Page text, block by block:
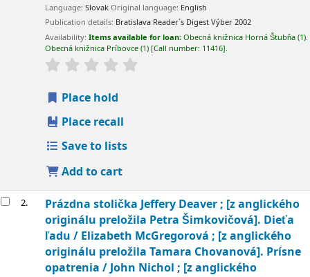
Language: SlovakOriginal language: English
Publication details: Bratislava Reader´s Digest Výber2002
Availability: Items available for loan:Obecná knižnica Horná Štubňa(1).
Obecná knižnica Príbovce(1) Call number: 11416 .
Place hold
Place recall
Save to lists
Add to cart
2. Prázdna stolička Jeffery Deaver ; [z anglického
originálu preložila Petra Šimkovičová]. Dieťa
ľadu / Elizabeth McGregorová ; [z anglického
originálu preložila Tamara Chovanová]. Prísne
opatrenia / John Nichol ; [z anglického